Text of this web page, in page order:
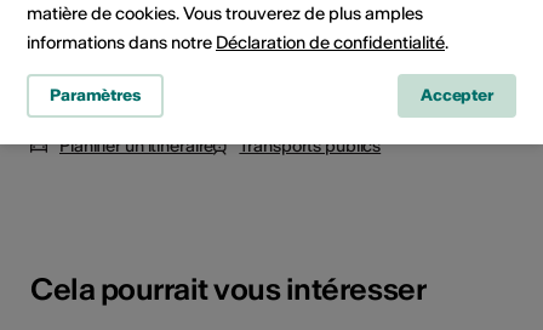
Rue du Manoir 3, 1920 Martigny
Planifier un itinéraire
Transports publics
Cela pourrait vous intéresser
matière de cookies. Vous trouverez de plus amples
informations dans notre Déclaration de confidentialité.
Paramètres Accepter